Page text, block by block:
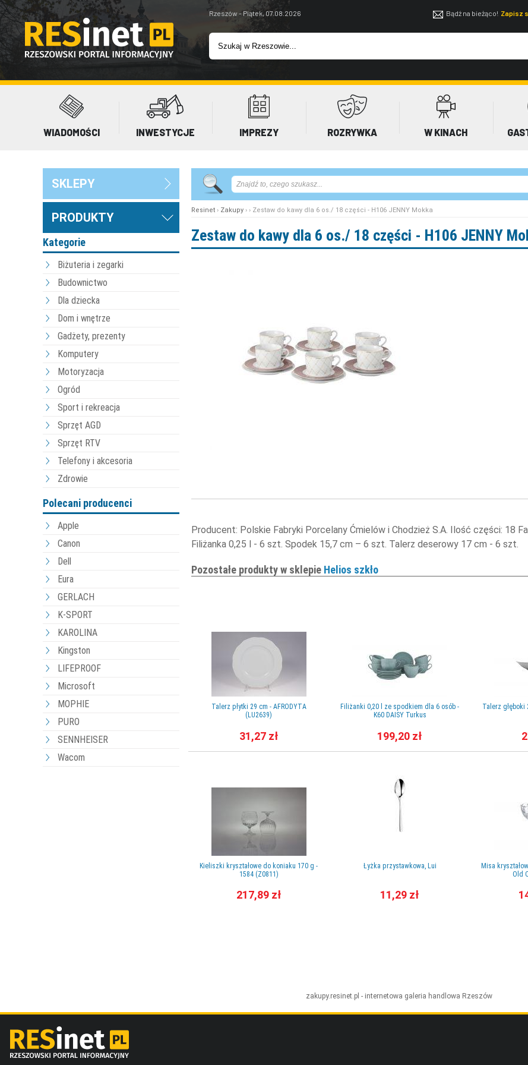
Rzeszów - Piątek, 07.08.2026 Bądź na bieżąco! Zapisz
WIADOMOŚCI INWESTYCJE IMPREZY ROZRYWKA W KINACH
SKLEPY
PRODUKTY
Kategorie
Biżuteria i zegarki
Budownictwo
Dla dziecka
Dom i wnętrze
Gadżety, prezenty
Komputery
Motoryzacja
Ogród
Sport i rekreacja
Sprzęt AGD
Sprzęt RTV
Telefony i akcesoria
Zdrowie
Polecani producenci
Apple
Canon
Dell
Eura
GERLACH
K-SPORT
KAROLINA
Kingston
LIFEPROOF
Microsoft
MOPHIE
PURO
SENNHEISER
Wacom
Resinet › Zakupy › › Zestaw do kawy dla 6 os./ 18 części - H106 JENNY Mokka
Zestaw do kawy dla 6 os./ 18 części - H106 JENNY
Producent: Polskie Fabryki Porcelany Ćmielów i Chodzież S.A. Ilość części: 18
Filiżanka 0,25 l - 6 szt. Spodek 15,7 cm – 6 szt. Talerz deserowy 17 cm - 6 szt.
Pozostałe produkty w sklepie Helios szkło
Talerz płytki 29 cm - AFRODYTA
(LU2639)
31,27 zł
Kieliszki kryształowe do koniaku 170 g -
1584 (Z0811)
217,89 zł
Filiżanki 0,20 l ze spodkiem dla 6 osób -
K60 DAISY Turkus
199,20 zł
Łyżka przystawkowa, Lui
11,29 zł
Talerz głęboki
Misa
Old
zakupy.resinet.pl - internetowa galeria handlowa Rzeszów